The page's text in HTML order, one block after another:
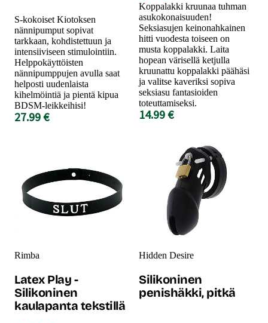
S-kokoiset Kiotoksen
nännipumput sopivat
tarkkaan, kohdistettuun ja
intensiiviseen stimulointiin.
Helppokäyttöisten
nännipumppujen avulla saat
helposti uudenlaista
kihelmöintiä ja pientä kipua
BDSM-leikkeihisi!
27.99 €
Koppalakki kruunaa tuhman
asukokonaisuuden!
Seksiasujen keinonahkainen
hitti vuodesta toiseen on
musta koppalakki. Laita
hopean värisellä ketjulla
kruunattu koppalakki päähäsi
ja valitse kaveriksi sopiva
seksiasu fantasioiden
toteuttamiseksi.
14.99 €
Rimba
Latex Play -
Silikoninen
kaulapanta tekstillä
Hidden Desire
Silikoninen
penishäkki, pitkä